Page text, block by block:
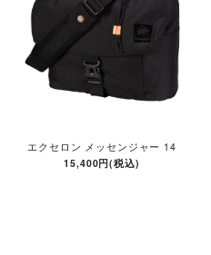
エクセロン メッセンジャー 14
15,400円(税込)